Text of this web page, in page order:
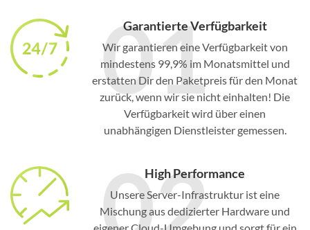
01
Garantierte Verfügbarkeit
Wir garantieren eine Verfügbarkeit von
mindestens 99,9% im Monatsmittel und
erstatten Dir den Paketpreis für den Monat
zurück, wenn wir sie nicht einhalten! Die
Verfügbarkeit wird über einen
unabhängigen Dienstleister gemessen.
02
High Performance
Unsere Server-Infrastruktur ist eine
Mischung aus dedizierter Hardware und
eigener Cloud-Umgebung und sorgt für ein